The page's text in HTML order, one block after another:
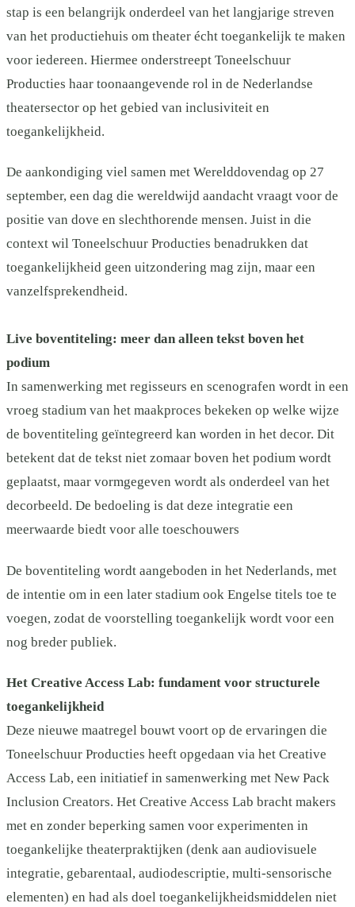
stap is een belangrijk onderdeel van het langjarige streven
van het productiehuis om theater écht toegankelijk te maken
voor iedereen. Hiermee onderstreept Toneelschuur
Producties haar toonaangevende rol in de Nederlandse
theatersector op het gebied van inclusiviteit en
toegankelijkheid.
De aankondiging viel samen met Werelddovendag op 27
september, een dag die wereldwijd aandacht vraagt voor de
positie van dove en slechthorende mensen. Juist in die
context wil Toneelschuur Producties benadrukken dat
toegankelijkheid geen uitzondering mag zijn, maar een
vanzelfsprekendheid.
Live boventiteling: meer dan alleen tekst boven het
podium
In samenwerking met regisseurs en scenografen wordt in een
vroeg stadium van het maakproces bekeken op welke wijze
de boventiteling geïntegreerd kan worden in het decor. Dit
betekent dat de tekst niet zomaar boven het podium wordt
geplaatst, maar vormgegeven wordt als onderdeel van het
decorbeeld. De bedoeling is dat deze integratie een
meerwaarde biedt voor alle toeschouwers
De boventiteling wordt aangeboden in het Nederlands, met
de intentie om in een later stadium ook Engelse titels toe te
voegen, zodat de voorstelling toegankelijk wordt voor een
nog breder publiek.
Het Creative Access Lab: fundament voor structurele
toegankelijkheid
Deze nieuwe maatregel bouwt voort op de ervaringen die
Toneelschuur Producties heeft opgedaan via het Creative
Access Lab, een initiatief in samenwerking met New Pack
Inclusion Creators. Het Creative Access Lab bracht makers
met en zonder beperking samen voor experimenten in
toegankelijke theaterpraktijken (denk aan audiovisuele
integratie, gebarentaal, audiodescriptie, multi-sensorische
elementen) en had als doel toegankelijkheidsmiddelen niet